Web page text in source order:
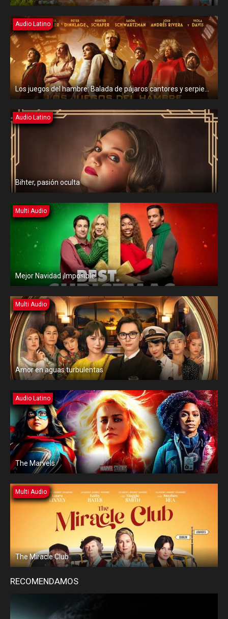
Audio Latino
Los juegos del hambre: Balada de pájaros cantores y serpientes
Audio Latino
Bihter, pasión oculta
Multi Audio
Mejor Navidad ¡Imposible!
Multi Audio
Amor en aguas turbulentas
Audio Latino
The Marvels
Multi Audio
The Miracle Club
RECOMENDAMOS